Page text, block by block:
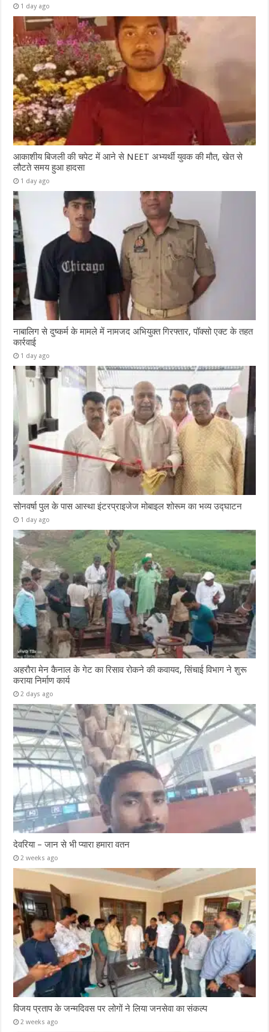
1 day ago
आकाशीय बिजली की चपेट में आने से NEET अभ्यर्थी युवक की मौत, खेत से
लौटते समय हुआ हादसा
1 day ago
नाबालिग से दुष्कर्म के मामले में नामजद अभियुक्त गिरफ्तार, पॉक्सो एक्ट के तहत
कार्रवाई
1 day ago
सोनवर्षा पुल के पास आस्था इंटरप्राइजेज मोबाइल शोरूम का भव्य उद्घाटन
1 day ago
अहरौरा मेन कैनाल के गेट का रिसाव रोकने की कवायद, सिंचाई विभाग ने शुरू
कराया निर्माण कार्य
2 days ago
देवरिया – जान से भी प्यारा हमारा वतन
2 weeks ago
विजय प्रताप के जन्मदिवस पर लोगों ने लिया जनसेवा का संकल्प
2 weeks ago